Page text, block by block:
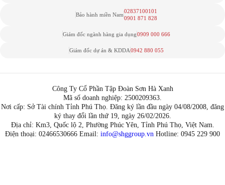
Bảo hành miền Nam
02837100101
0901 871 828
Giám đốc ngành hàng gia dụng0909 000 666
Giám đốc dự án & KDDA0942 880 055
Công Ty Cổ Phần Tập Đoàn Sơn Hà Xanh
Mã số doanh nghiệp: 2500209363.
Nơi cấp: Sở Tài chính Tỉnh Phú Thọ. Đăng ký lần đầu ngày 04/08/2008, đăng
ký thay đổi lần thứ 19, ngày 26/02/2026.
Địa chỉ: Km3, Quốc lộ 2, Phường Phúc Yên, Tỉnh Phú Thọ, Việt Nam.
Điện thoại: 02466530666 Email: info@shggroup.vn Hotline: 0945 229 900